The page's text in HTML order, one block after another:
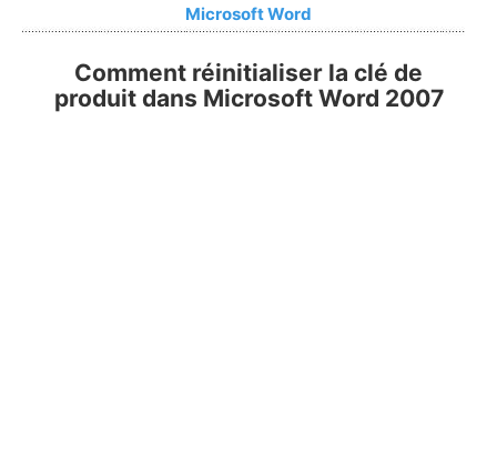
Microsoft Word
Comment réinitialiser la clé de
produit dans Microsoft Word 2007